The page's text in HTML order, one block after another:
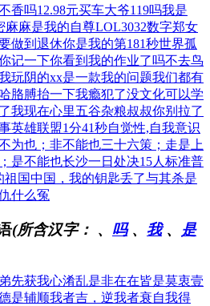
香吗12.98元买车大爷119吗我是
麻麻是我的自尊LOL3032数字郑女
做到退休你是我的第181秒世界孤
记一下你看到我的作业了吗不去鸟
玩阴的xx是一款我的问题我们都有
胳膊抬一下我瘾犯了没文化可以学
我现在心里五谷杂粮叔叔你别拉了
英雄联盟1分41秒自觉性,自我意识
为也；非不能也三十六策；走是上
是不能也长沙一日处决15人 标准普
祖国中国，我的钥匙丢了与其杀是
什么冤
(所含汉字： 、 吗、 我、 是
先获我心淆乱是非在在皆是莫衷壹
是辅顺我者吉，逆我者衰自我得